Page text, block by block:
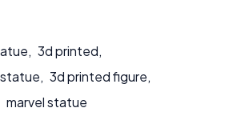
, 3d printed,
, 3d printed figure,
marvel statue